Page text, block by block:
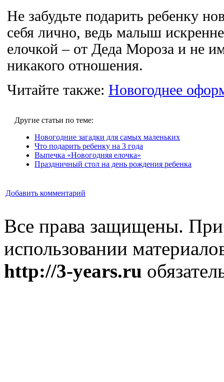
Не забудьте подарить ребенку
себя лично, ведь малыш
елочкой – от Деда Мороза и не
никакого отношения.
Читайте также: Новогоднее
Другие статьи по теме:
Новогодние загадки для самых маленьких
Что подарить ребенку на 3 года
Выпечка «Новогодняя елочка»
Праздничный стол на день рождения ребенка
Добавить комментарий
Все права защищены.
использовании
http://3-years.ru